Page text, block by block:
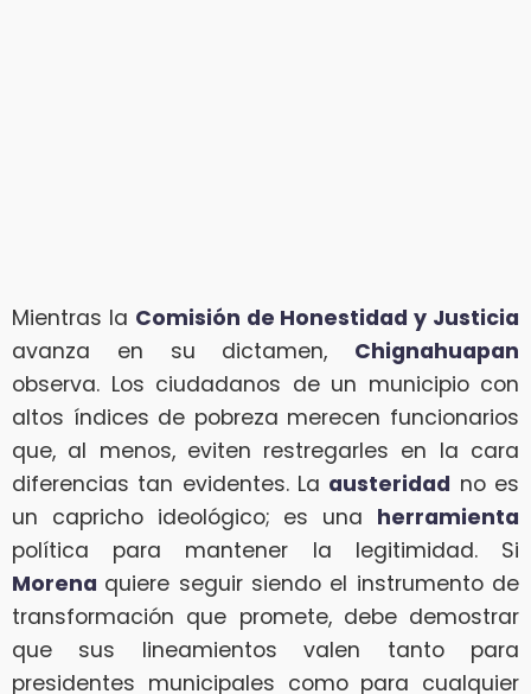
Mientras la Comisión de Honestidad y Justicia
avanza en su dictamen, Chignahuapan
observa. Los ciudadanos de un municipio con
altos índices de pobreza merecen funcionarios
que, al menos, eviten restregarles en la cara
diferencias tan evidentes. La austeridad no es
un capricho ideológico; es una herramienta
política para mantener la legitimidad. Si
Morena quiere seguir siendo el instrumento de
transformación que promete, debe demostrar
que sus lineamientos valen tanto para
presidentes municipales como para cualquier